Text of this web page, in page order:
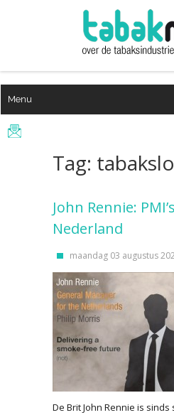
Menu
Tag:
John Rennie:
Nederland
maandag 03 augustus
De Brit John Rennie is sinds